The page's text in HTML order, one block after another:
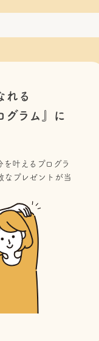
れる
グラム』に
叶えるプログラ
なプレゼントが当